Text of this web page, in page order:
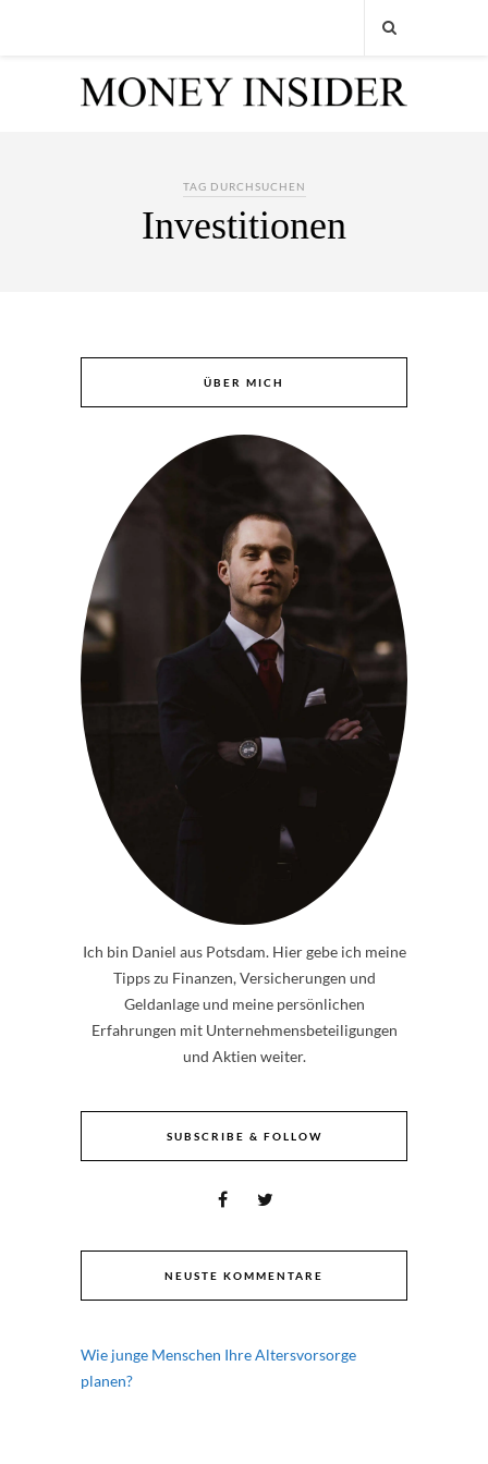
TAG DURCHSUCHEN
Investitionen
ÜBER MICH
Ich bin Daniel aus Potsdam. Hier gebe ich meine
Tipps zu Finanzen, Versicherungen und
Geldanlage und meine persönlichen
Erfahrungen mit Unternehmensbeteiligungen
und Aktien weiter.
SUBSCRIBE & FOLLOW
NEUSTE KOMMENTARE
Wie junge Menschen Ihre Altersvorsorge
planen?